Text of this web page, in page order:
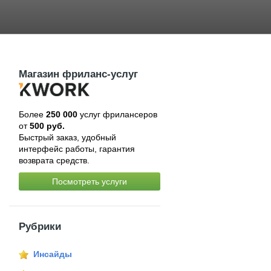
Магазин фриланс-услуг
Более 250 000услуг фрилансеров
от500 руб.
Быстрый заказ, удобный
интерфейс работы, гарантия
возврата средств.
Посмотреть услуги
Рубрики
Инсайды